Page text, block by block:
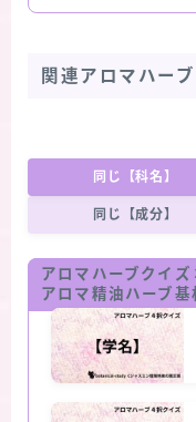
関連アロマハー
同じ【科名】
同じ【成分】
アロマハーブクイ
アロマ精油ハーブ基